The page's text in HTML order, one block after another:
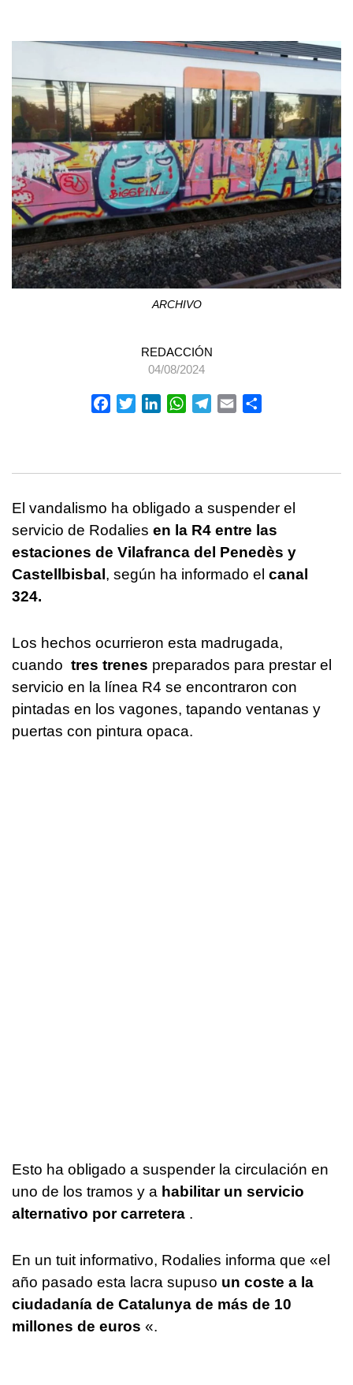
ARCHIVO
REDACCIÓN
04/08/2024
FacebookTwitterLinkedInWhatsApp
Telegram
Email
El vandalismo ha obligado a suspender el
servicio de Rodalies en la R4 entre las
estaciones de Vilafranca del Penedès y
Castellbisbal , según ha informado el canal
324.
Los hechos ocurrieron esta madrugada,
cuando tres trenes preparados para prestar el
servicio en la línea R4 se encontraron con
pintadas en los vagones, tapando ventanas y
puertas con pintura opaca.
Esto ha obligado a suspender la circulación en
uno de los tramos y a habilitar un servicio
alternativo por carretera .
En un tuit informativo, Rodalies informa que «el
año pasado esta lacra supuso un coste a la
ciudadanía de Catalunya de más de 10
millones de euros «.